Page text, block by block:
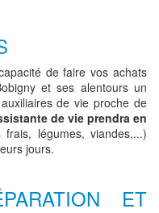
de faire vos achats
et ses alentours un
de vie proche de
de vie prendra en
frais, légumes, viandes,...)
jours.
ET